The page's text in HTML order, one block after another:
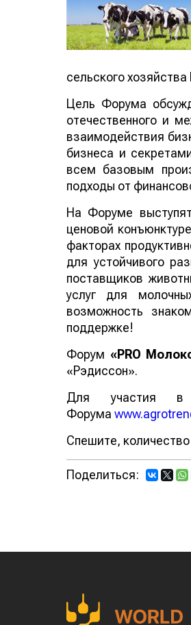
сельского
Цель Форума
отечественного и
взаимодействия
бизнеса и
всем базовым
подходы от
На Форуме
ценовой
факторах
для устойчивого
поставщиков
услуг для
возможность
поддержке!
Форум «PRO
«Рэдиссон».
Для участия в
Форума
Спешите,
Поделиться: